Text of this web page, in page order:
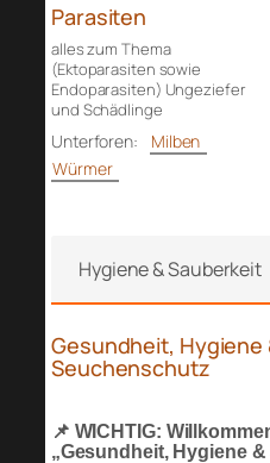
Parasiten
alles zum Thema
(Ektoparasiten sowie
Endoparasiten) Ungeziefer
und Schädlinge
Unterforen:
Milben
Würmer
Hygiene & Sauberkeit
Gesundheit, Hygiene
Seuchenschutz
📌 WICHTIG:
„Gesundheit, Hygiene